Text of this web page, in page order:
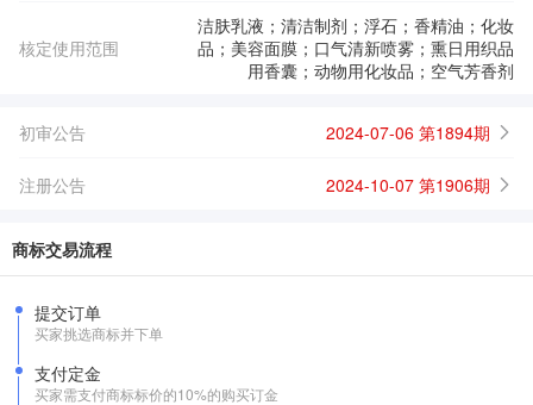
核定使用范围
洁肤乳液；清洁制剂；浮石；香精油；化妆
品；美容面膜；口气清新喷雾；熏日用织品
用香囊；动物用化妆品；空气芳香剂
初审公告 2024-07-06 第1894期
注册公告 2024-10-07 第1906期
商标交易流程
提交订单
买家挑选商标并下单
支付定金
买家需支付商标标价的10%的购买订金